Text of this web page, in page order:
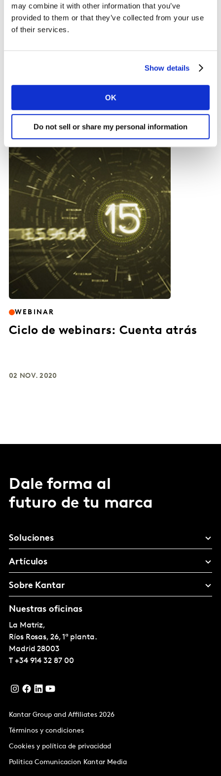
may combine it with other information that you’ve
provided to them or that they’ve collected from your use
of their services.
Show details
OK
Do not sell or share my personal information
recuperar la confianza de los
ciudadanos en 2021?
25 ENE. 2021
WEBINAR
Ciclo de webinars: Cuenta atrás
02 NOV. 2020
Dale forma al
futuro de tu marca
Soluciones
Artículos
Sobre Kantar
Nuestras oficinas
La Matriz,
Ríos Rosas, 26, 1ª planta.
Madrid 28003
T +34 914 32 87 00
Kantar Group and Affiliates 2026
Términos y condiciones
Cookies y política de privacidad
Politica Comunicacion Kantar Media